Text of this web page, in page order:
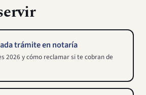
trámite en notaría
2026 y cómo reclamar si te cobran de